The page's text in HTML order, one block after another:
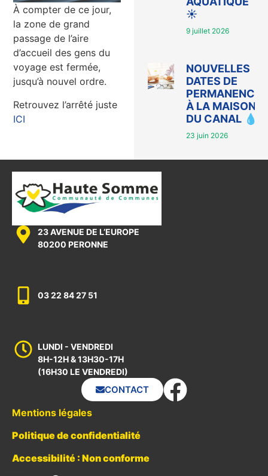
À compter de ce jour,
la zone de grand
passage de l’aire
d’accueil des gens du
voyage est fermée,
jusqu’à nouvel ordre.
Retrouvez l’arrêté juste
ICI
☀️
9 juillet 2026
NOUVELLES
DATES DE
À LA MAISON
DU CANAL 💧
23 juin 2026
23 AVENUE DE L’EUROPE
80200 PERONNE
03 22 84 27 51
LUNDI - VENDREDI
8H-12H & 13H30-17H
(16H30 LE VENDREDI)
CONTACT
Mentions légales
Politique de confidentialité
Accessibilité : Non conforme